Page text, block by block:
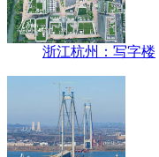
浙江杭州：写字楼